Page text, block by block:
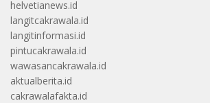
helvetianews.id
langitcakrawala.id
langitinformasi.id
pintucakrawala.id
wawasancakrawala.id
aktualberita.id
cakrawalafakta.id